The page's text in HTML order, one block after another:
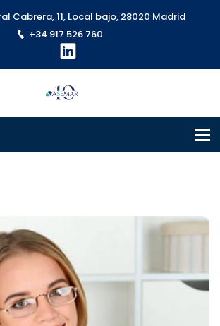
Cabrera, 11, Local bajo, 28020 Madrid
+34 917 526 760